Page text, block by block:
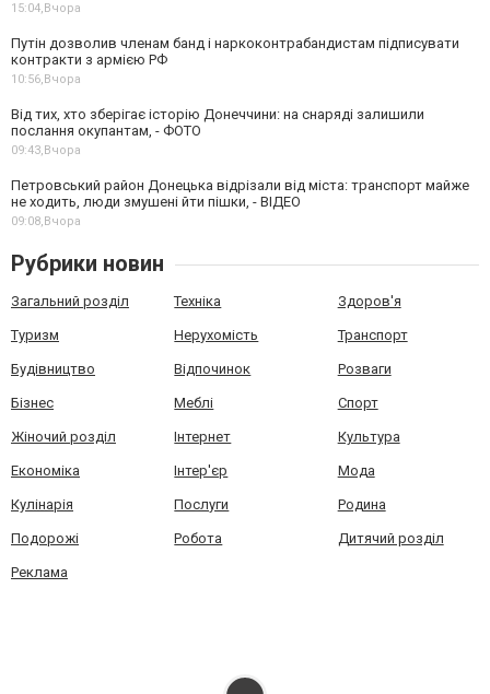
15:04,Вчора
Путін дозволив членам банд і наркоконтрабандистам підписувати
контракти з армією РФ
10:56,Вчора
Від тих, хто зберігає історію Донеччини: на снаряді залишили
послання окупантам, - ФОТО
09:43,Вчора
Петровський район Донецька відрізали від міста: транспорт майже
не ходить, люди змушені йти пішки, - ВІДЕО
09:08,Вчора
Рубрики новин
Загальний розділ Техніка Здоров'я
Туризм Нерухомість Транспорт
Будівництво Відпочинок Розваги
Бізнес Меблі Спорт
Жіночий розділ Інтернет Культура
Економіка Інтер'єр Мода
Кулінарія Послуги Родина
Подорожі Робота Дитячий розділ
Реклама